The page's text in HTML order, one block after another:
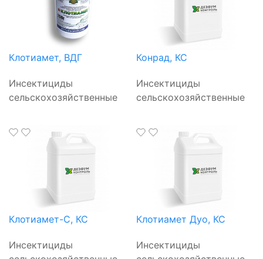
Клотиамет, ВДГ
Инсектициды
сельскохозяйственные
Конрад, КС
Инсектициды
сельскохозяйственные
Клотиамет-С, КС
Инсектициды
Клотиамет Дуо, КС
Инсектициды